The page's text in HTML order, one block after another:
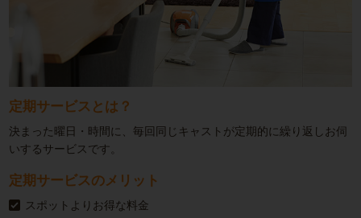
定期サービスとは？
決まった曜日・時間に、毎回同じキャストが定期的に繰り返しお伺
いするサービスです。
定期サービスのメリット
スポットよりお得な料金